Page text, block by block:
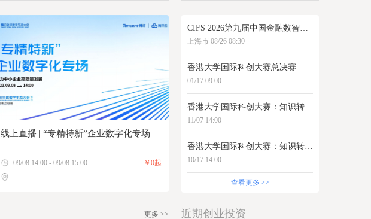
线上直播 | “专精特新”企业数字化专场
09/08 14:00 - 09/08 15:00 ￥0起
CIFS 2026第九届中国金融数智峰会
上海市 08/26 08:30
香港大学国际科创大赛总决赛
01/17 09:00
香港大学国际科创大赛：知识转化论坛（京港场）：AI与金融科技
11/07 14:00
香港大学国际科创大赛：知识转化论坛（沪港场）：AI与医疗健康
10/17 14:00
查看更多 >>
更多 >> 近期创业投资